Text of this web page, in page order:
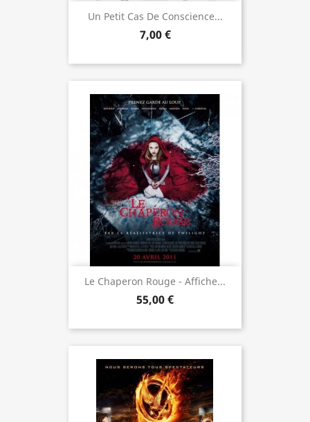
Un Petit Cas De Conscience...
7,00 €
Le Chaperon Rouge - Affiche...
55,00 €